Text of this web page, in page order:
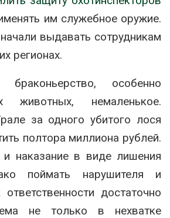
им служебное оружие.
выдавать сотрудникам
регионах.
особенно
животных, немаленькое.
за одного убитого лося
полтора миллиона рублей.
и наказание в виде лишения
поймать нарушителя и
достаточно
не только в нехватке